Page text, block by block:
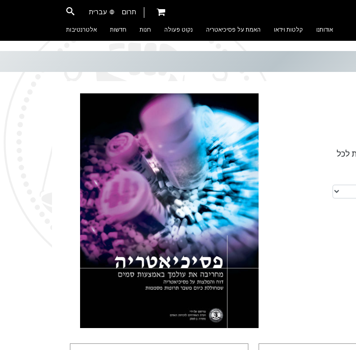
תרום עברית
אודותנו קלטות וידאו האמת על פסיכיאטריה נקוט פעולה חנות חדשות אלטרנטיבות
לכל